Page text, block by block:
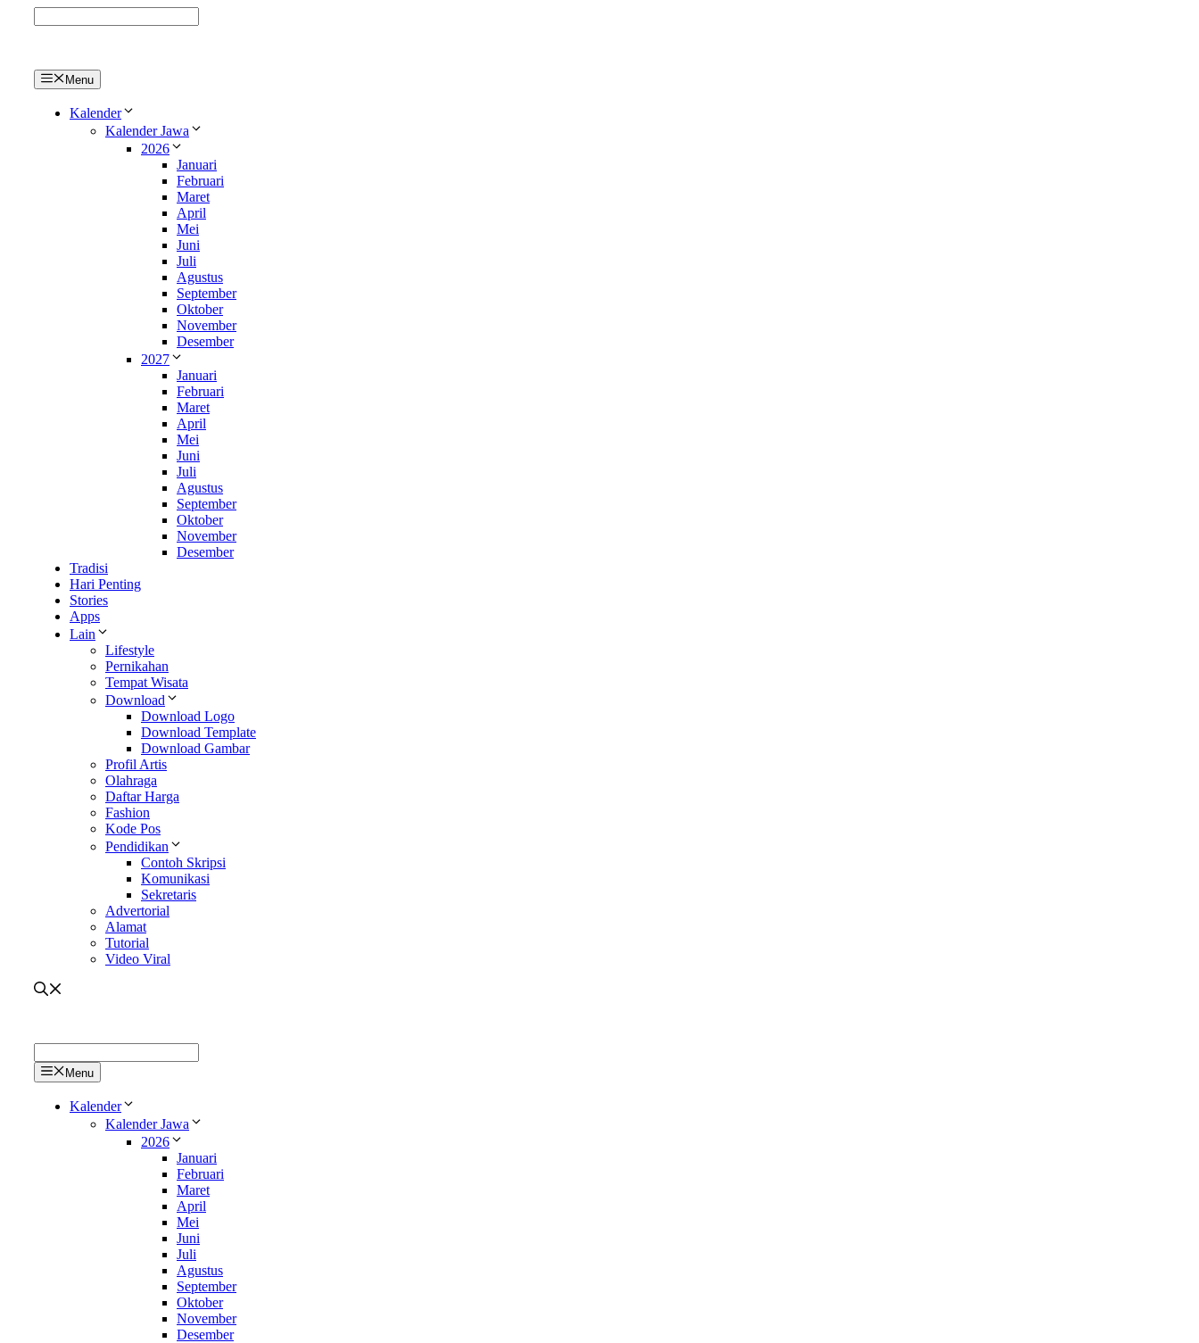
Menu
Kalender
Kalender Jawa
2026
Januari
Februari
Maret
April
Mei
Juni
Juli
Agustus
September
Oktober
November
Desember
2027
Januari
Februari
Maret
April
Mei
Juni
Juli
Agustus
September
Oktober
November
Desember
Tradisi
Hari Penting
Stories
Apps
Lain
Lifestyle
Pernikahan
Tempat Wisata
Download
Download Logo
Download Template
Download Gambar
Profil Artis
Olahraga
Daftar Harga
Fashion
Kode Pos
Pendidikan
Contoh Skripsi
Komunikasi
Sekretaris
Advertorial
Alamat
Tutorial
Video Viral
Menu
Kalender
Kalender Jawa
2026
Januari
Februari
Maret
April
Mei
Juni
Juli
Agustus
September
Oktober
November
Desember